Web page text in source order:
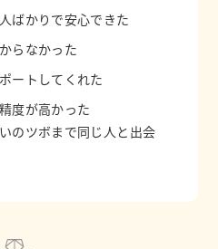
ばかりで安心できた
らなかった
ートしてくれた
度が高かった
のツボまで同じ人と出会